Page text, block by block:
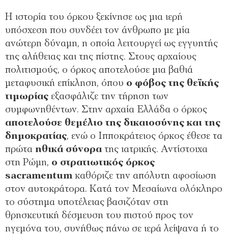
Η ιστορία του όρκου ξεκίνησε ως μια ιερή
υπόσχεση που συνδέει τον άνθρωπο με μία
ανώτερη δύναμη, η οποία λειτουργεί ως εγγυητής
της αλήθειας και της πίστης. Στους αρχαίους
πολιτισμούς, ο όρκος αποτελούσε μια βαθιά
μεταφυσική επίκληση, όπου ο φόβος της θεϊκής
τιμωρίας εξασφάλιζε την τήρηση των
συμφωνηθέντων. Στην αρχαία Ελλάδα ο όρκος
αποτελούσε θεμέλιο της δικαιοσύνης και της
δημοκρατίας, ενώ ο Ιπποκράτειος όρκος έθεσε τα
πρώτα ηθικά σύνορα της ιατρικής. Αντίστοιχα
στη Ρώμη, ο στρατιωτικός όρκος
sacramentum καθόριζε την απόλυτη αφοσίωση
στον αυτοκράτορα. Κατά τον Μεσαίωνα ολόκληρο
το σύστημα υποτέλειας βασιζόταν στη
θρησκευτική δέσμευση του πιστού προς τον
ηγεμόνα του, συνήθως πάνω σε ιερά λείψανα ή το